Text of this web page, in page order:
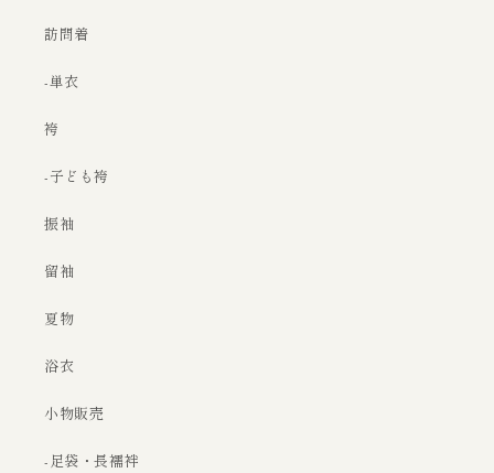
訪問着
-単衣
袴
-子ども袴
振袖
留袖
夏物
浴衣
小物販売
-足袋・長襦袢